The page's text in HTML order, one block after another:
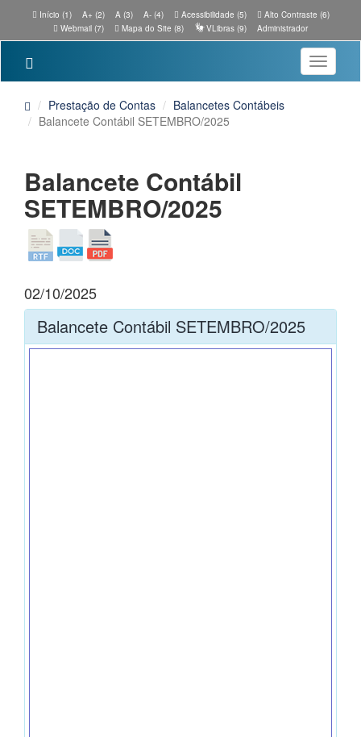
Início (1) A+ (2) A (3) A- (4) Acessibilidade (5)
Alto Contraste (6)
Webmail (7)
Mapa do Site (8) VLibras (9) Administrador
Toggle
Prestação de Contas
Balancetes Contábeis
Balancete Contábil SETEMBRO/2025
Balancete Contábil
SETEMBRO/2025
02/10/2025
Balancete Contábil SETEMBRO/2025